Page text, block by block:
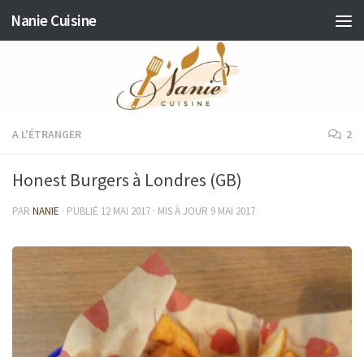
Skip to content
Nanie Cuisine
A L'ÉTRANGER 2
Honest Burgers à Londres (GB)
PAR NANIE · PUBLIÉ 12 MAI 2017 · MIS À JOUR 9 MAI 2017